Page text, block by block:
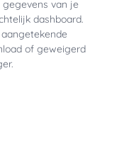
van je
dashboard.
of geweigerd